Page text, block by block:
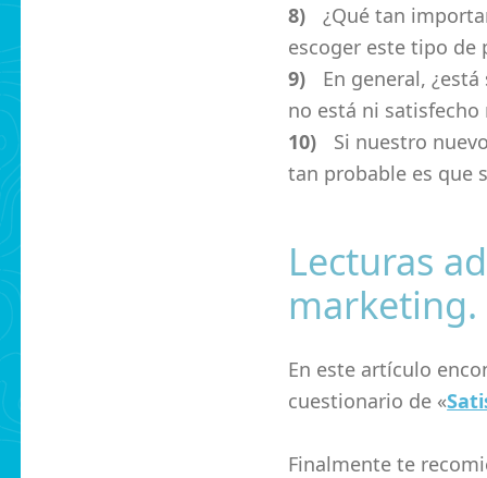
¿Qué tan
escoger este tipo de
En general,
no está ni
Si nuestro
tan probable es que
Lecturas
marketing.
En este artículo
cuestionario de «
Finalmente te